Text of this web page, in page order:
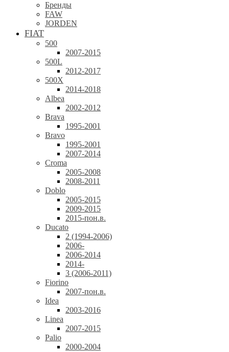
Бренды
FAW
JORDEN
FIAT
500
2007-2015
500L
2012-2017
500X
2014-2018
Albea
2002-2012
Brava
1995-2001
Bravo
1995-2001
2007-2014
Croma
2005-2008
2008-2011
Doblo
2005-2015
2009-2015
2015-пон.в.
Ducato
2 (1994-2006)
2006-
2006-2014
2014-
3 (2006-2011)
Fiorino
2007-пон.в.
Idea
2003-2016
Linea
2007-2015
Palio
2000-2004